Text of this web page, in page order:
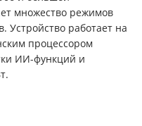
множество режимов
Устройство работает на
процессором
ИИ-функций и